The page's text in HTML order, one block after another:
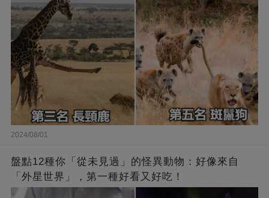
2024/08/01
盤點12種你「從未見過」的怪異動物：好像來自
「外星世界」，第一種好看又好吃！